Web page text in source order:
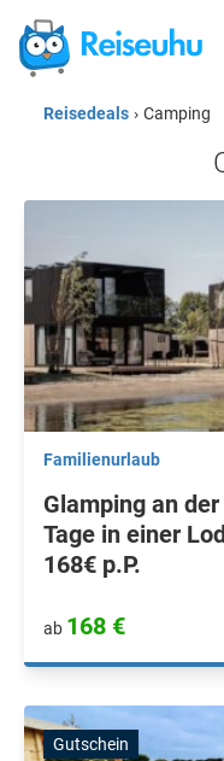
Reisedeals › Camping
Familienurlaub
Glamping an
Tage in einer
168€ p.P.
ab 168 €
Gutschein